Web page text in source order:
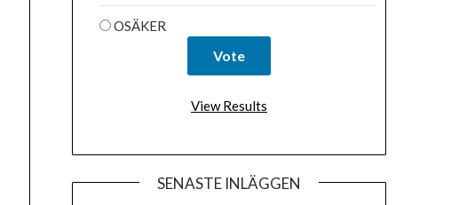
OSÄKER
View Results
SENASTE INLÄGGEN